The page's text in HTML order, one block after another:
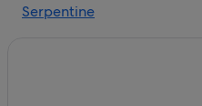
Wohnungen in Perth
Serpentine